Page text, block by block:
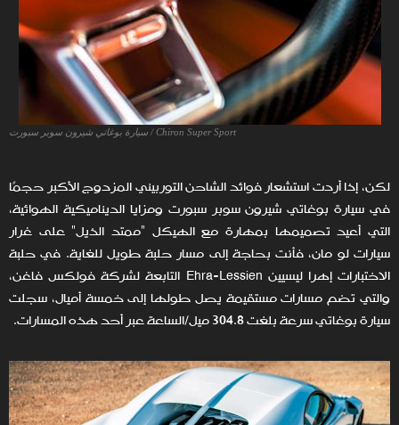
Chiron Super Sport / سيارة بوغاتي شيرون سوبر سبورت
لكن، إذا أردت استشعار فوائد الشاحن التوربيني المزدوج الأكبر حجمًا
في سيارة بوغاتي شيرون سوبر سبورت ومزايا الديناميكية الهوائية،
التي أعيد تصميمها بمهارة مع الهيكل "ممتد الذيل" على غرار
سيارات لو مان، فأنت بحاجة إلى مسار حلبة طويل للغاية. في حلبة
الاختبارات إهرا ليسيين Ehra-Lessien التابعة لشركة فولكس فاغن،
والتي تضم مسارات مستقيمة يصل طولها إلى خمسة أميال، سجلت
سيارة بوغاتي سرعة بلغت 304.8 ميل/الساعة عبر أحد هذه المسارات.